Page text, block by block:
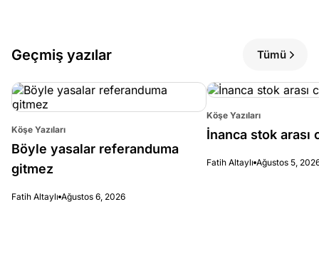
Geçmiş yazılar Tümü
Köşe Yazıları
Böyle yasalar referanduma
gitmez
Fatih Altaylı Ağustos 6, 2026
Köşe Yazıları
İnanca stok arası
Fatih Altaylı Ağustos 5,